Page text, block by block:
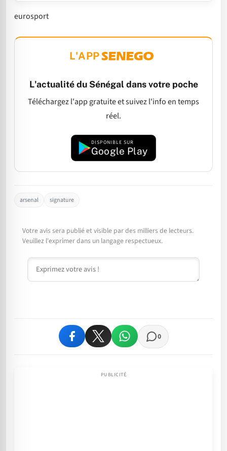
eurosport
L'APP
L'actualité du Sénégal dans votre poche
Téléchargez l'app gratuite et suivez l'info en temps
réel.
DISPONIBLE SUR
Google Play
arsenal signature
Votre avis sera publié et visible par des milliers de lecteurs.
Veuillez l'exprimer dans un langage respectueux.
Commentaire
0